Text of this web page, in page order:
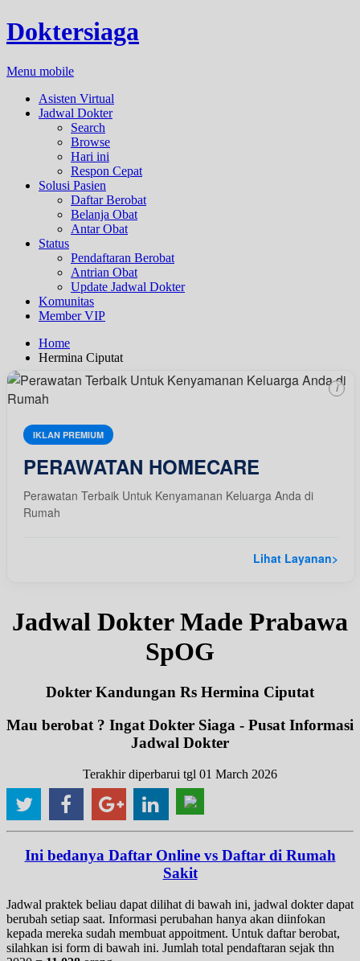
Doktersiaga
Menu mobile
Asisten Virtual
Jadwal Dokter
Search
Browse
Hari ini
Respon Cepat
Solusi Pasien
Daftar Berobat
Belanja Obat
Antar Obat
Status
Pendaftaran Berobat
Antrian Obat
Update Jadwal Dokter
Komunitas
Member VIP
Home
Hermina Ciputat
IKLAN PREMIUM
PERAWATAN HOMECARE
Perawatan Terbaik Untuk Kenyamanan Keluarga Anda di
Rumah
Lihat Layanan>
i
Jadwal Dokter Made Prabawa
SpOG
Dokter Kandungan Rs Hermina Ciputat
Mau berobat ? Ingat Dokter Siaga - Pusat Informasi
Jadwal Dokter
Terakhir diperbarui tgl 01 March 2026
Ini bedanya Daftar Online vs Daftar di Rumah
Sakit
Jadwal praktek beliau dapat dilihat di bawah ini, jadwal dokter dapat
berubah setiap saat. Informasi perubahan hanya akan diinfokan
kepada mereka sudah membuat appoitment. Untuk daftar berobat,
silahkan isi form di bawah ini. Jumlah total pendaftaran sejak thn